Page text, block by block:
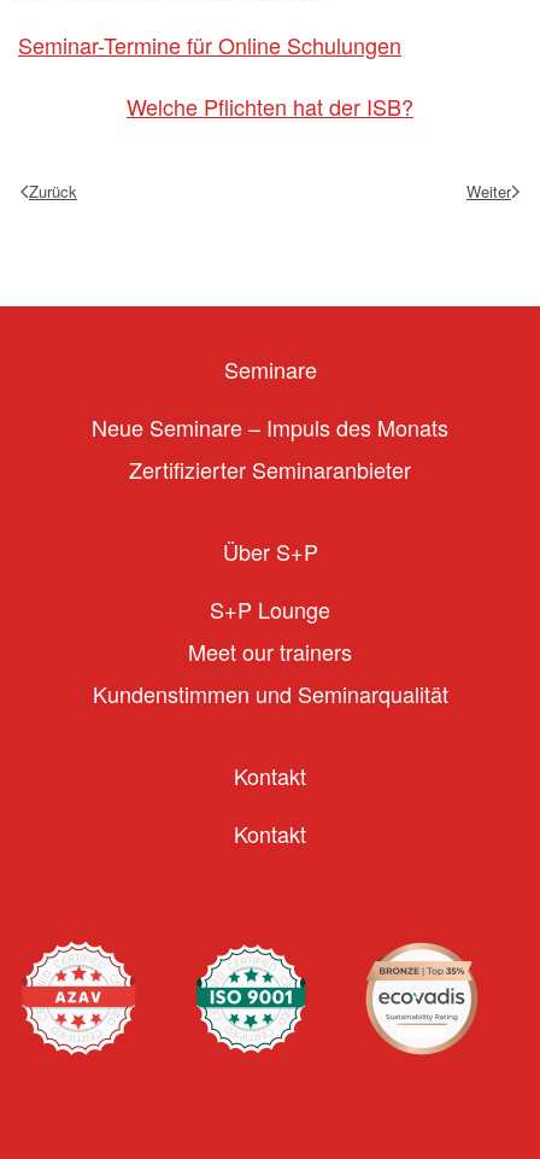
Seminar-Termine für Online Schulungen
Welche Pflichten hat der ISB?
Zurück Weiter
Seminare
Neue Seminare – Impuls des Monats
Zertifizierter Seminaranbieter
Über S+P
S+P Lounge
Meet our trainers
Kundenstimmen und Seminarqualität
Kontakt
Kontakt